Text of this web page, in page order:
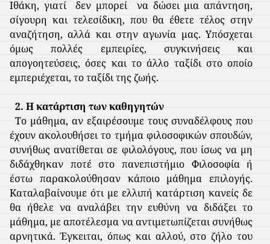
Ιθάκη, γιατί δεν μπορεί
να δώσει μια απάντηση,
σίγουρη και τελεσίδικη, που θα έθετε τέλος στην
αναζήτηση, αλλά και στην αγωνία μας. Υπόσχεται
όμως πολλές εμπειρίες, συγκινήσεις και
απογοητεύσεις, όσες και το άλλο ταξίδι στο οποίο
εμπεριέχεται, το ταξίδι της ζωής.
2. Η κατάρτιση των καθηγητών
Το μάθημα, αν εξαιρέσουμε τους συναδέλφους που
έχουν ακολουθήσει το τμήμα φιλοσοφικών σπουδών,
συνήθως ανατίθεται σε φιλολόγους, που ίσως να μη
διδάχθηκαν ποτέ στο πανεπιστήμιο Φιλοσοφία ή
έστω παρακολούθησαν κάποιο μάθημα επιλογής.
Καταλαβαίνουμε ότι με ελλιπή κατάρτιση κανείς δε
θα ήθελε να αναλάβει την ευθύνη να διδάξει το
μάθημα, με αποτέλεσμα να αντιμετωπίζεται συνήθως
αρνητικά. Έγκειται, όπως και αλλού, στο ζήλο του